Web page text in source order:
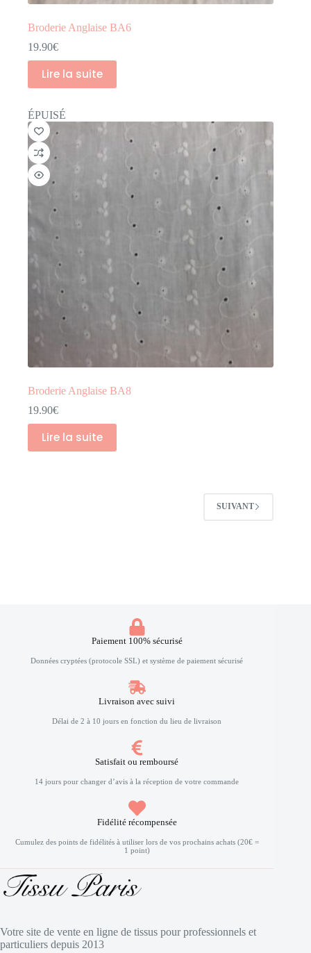
Broderie Anglaise BA6
19.90€
Lire la suite
ÉPUISÉ
Broderie Anglaise BA8
19.90€
Lire la suite
SUIVANT
Paiement 100% sécurisé
Données cryptées (protocole SSL) et système de paiement sécurisé
Livraison avec suivi
Délai de 2 à 10 jours en fonction du lieu de livraison
Satisfait ou remboursé
14 jours pour changer d’avis à la réception de votre commande
Fidélité récompensée
Cumulez des points de fidélités à utiliser lors de vos prochains achats (20€ =
1 point)
Votre site de vente en ligne de tissus pour professionnels et
particuliers depuis 2013